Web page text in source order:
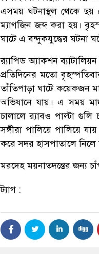
এসময় ঘটনাস্থল থেকে ছয়
ম্যাগজিন জব্দ করা হয়।
ঘাটে এ বন্দুকযুদ্ধের ঘটনা
র‌্যাপিড অ্যাকশন
প্রতিদিনের মতো
তাঁতিপাড়া ঘাটে কয়েকজন
অভিযানে যায়। এ সময়
চালালে র‌্যাবও পাল্টা
সঙ্গীরা পালিয়ে পালিয়ে
করে সদর হাসপাতালে
মরদেহ ময়নাতদন্তের জন্য
ট্যাগ :